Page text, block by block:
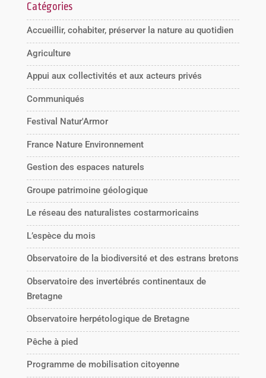
Catégories
Accueillir, cohabiter, préserver la nature au quotidien
Agriculture
Appui aux collectivités et aux acteurs privés
Communiqués
Festival Natur'Armor
France Nature Environnement
Gestion des espaces naturels
Groupe patrimoine géologique
Le réseau des naturalistes costarmoricains
L’espèce du mois
Observatoire de la biodiversité et des estrans bretons
Observatoire des invertébrés continentaux de
Bretagne
Observatoire herpétologique de Bretagne
Pêche à pied
Programme de mobilisation citoyenne